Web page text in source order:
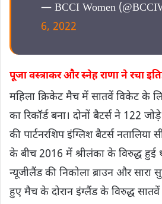
— BCCI Women
6, 2022
पूजा वस्त्राकर और स्नेह राणा ने रचा
महिला क्रिकेट मैच में सातवें विकेट के
का रिकॉर्ड बना। दोनों बैटर्स ने 122
की पार्टनरशिप इंग्लिश बैटर्स
के बीच 2016 में श्रीलंका के विरुद्ध हुई
न्यूजीलैंड की निकोला ब्राउन और सारा
हुए मैच के दोरान इंग्लैंड के विरुद्ध